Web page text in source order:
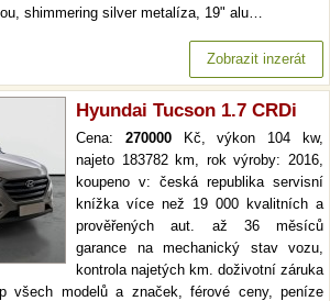
shimmering silver metalíza, 19" alu…
Zobrazit inzerát
Hyundai Tucson 1.7 CRDi
Cena: 270000Kč, výkon 104 kw,
najeto 183782 km, rok výroby: 2016,
koupeno v: česká republika servisní
knížka více než 19 000 kvalitních a
prověřených aut. až 36 měsíců
garance na mechanický stav vozu,
kontrola najetých km. doživotní záruka
všech modelů a značek, férové ceny, peníze